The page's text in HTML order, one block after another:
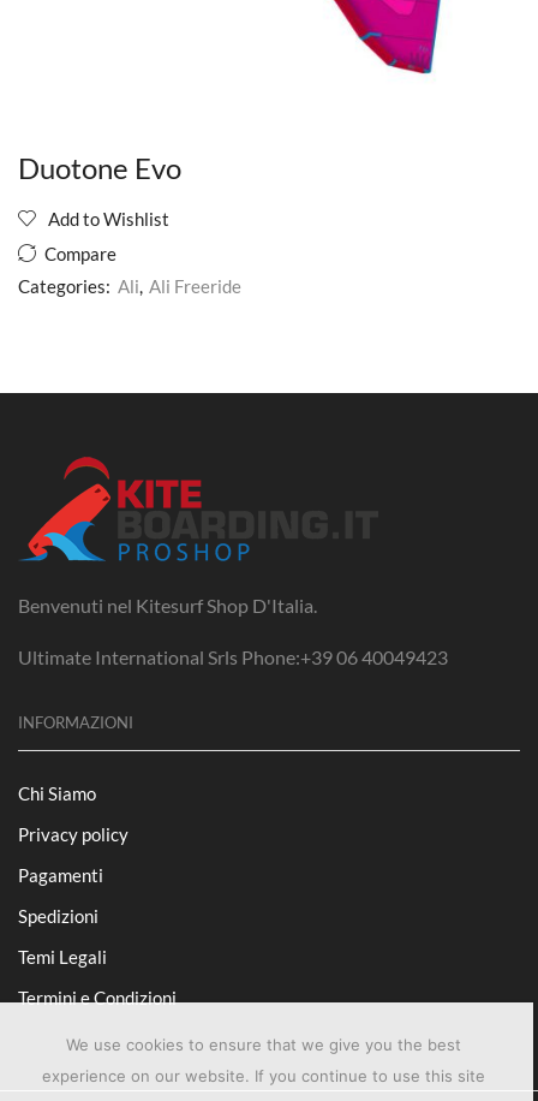
Duotone Evo
Add to Wishlist
Compare
Categories: Ali, Ali Freeride
Benvenuti nel Kitesurf Shop D'Italia.
Ultimate International Srls Phone:+39 06 40049423
INFORMAZIONI
Chi Siamo
Privacy policy
Pagamenti
Spedizioni
Temi Legali
Termini e Condizioni
We use cookies to ensure that we give you the best
experience on our website. If you continue to use this site